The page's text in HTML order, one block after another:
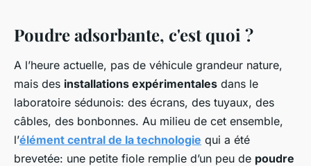
Poudre adsorbante, c'est quoi ?
A l’heure actuelle, pas de véhicule grandeur nature,
mais des installations expérimentales dans le
laboratoire sédunois: des écrans, des tuyaux, des
câbles, des bonbonnes. Au milieu de cet ensemble,
l’élément central de la technologie qui a été
brevetée: une petite fiole remplie d’un peu de poudre